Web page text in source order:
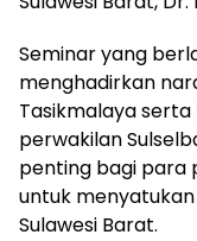
Seminar yang
menghadirkan
Tasikmalaya serta
perwakilan
penting bagi para
untuk
Sulawesi Barat.